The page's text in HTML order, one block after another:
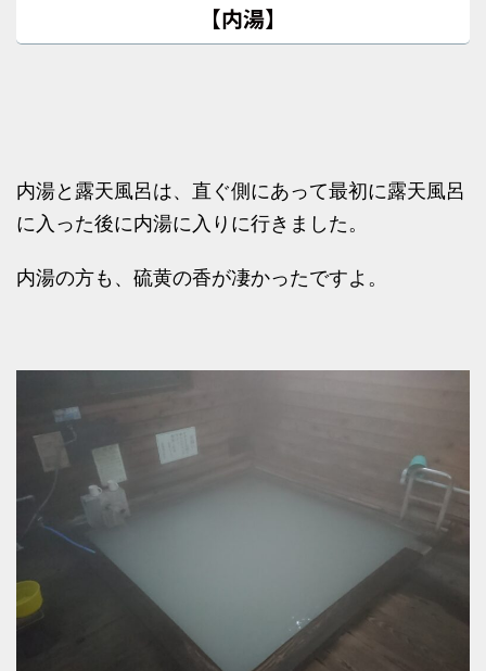
【内湯】
内湯と露天風呂は、直ぐ側にあって最初に露天風呂
に入った後に内湯に入りに行きました。
内湯の方も、硫黄の香が凄かったですよ。